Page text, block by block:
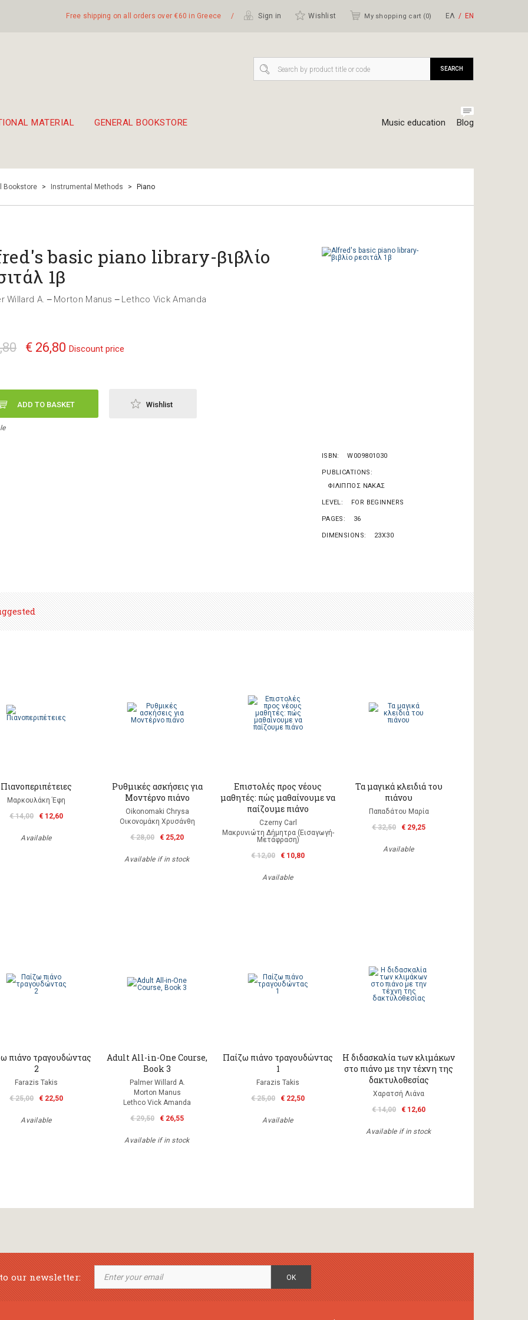
Free shipping on all orders over €60 in Greece / Sign in Wishlist My shopping cart (0) ΕΛ ΕΝ
MATERIAL GENERAL BOOKSTORE Music education Blog
SEARCH
Bookstore > Instrumental Methods > Piano
basic piano library-βιβλίο
1β
Willard A. — Morton Manus — Lethco Vick Amanda
€ 26,80 Discount price
ADD TO BASKET Wishlist
ISBN W009801030
PUBLICATIONS
ΦΙΛΙΠΠΟΣ ΝΑΚΑΣ
LEVEL FOR BEGINNERS
PAGES 36
DIMENSIONS 23X30
Πιανοπεριπέτειες
Μαρκουλάκη Έφη
€ 14,00
€ 12,60
Available
Ρυθμικές ασκήσεις για
Mοντέρνο πιάνο
Oikonomaki Chrysa
Οικονομάκη Χρυσάνθη
€ 28,00
€ 25,20
Available if in stock
Επιστολές προς νέους
μαθητές: πώς μαθαίνουμε να
παίζουμε πιάνο
Czerny Carl
Μακρυνιώτη Δήμητρα (Εισαγωγή-
Μετάφραση)
€ 12,00
€ 10,80
Available
Τα μαγικά κλειδιά του
πιάνου
Παπαδάτου Μαρία
€ 32,50
€ 29,25
Available
πιάνο τραγουδώντας
2
Farazis Takis
€ 25,00
€ 22,50
Available
Adult All-in-One Course,
Book 3
Palmer Willard A.
Morton Manus
Lethco Vick Amanda
€ 29,50
€ 26,55
Available if in stock
Παίζω πιάνο τραγουδώντας
1
Farazis Takis
€ 25,00
€ 22,50
Available
Η διδασκαλία των κλιμάκων
στο πιάνο με την τέχνη της
δακτυλοθεσίας
Χαρατσή Λιάνα
€ 14,00
€ 12,60
Available if in stock
our newsletter: OK